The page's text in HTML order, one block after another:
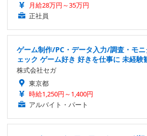
月給28万円～35万円
正社員
ゲーム制作/PC・データ入力/調査・モ
ェック ゲーム好き 好きを仕事に 未経験
株式会社セガ
東京都
時給1,250円～1,400円
アルバイト・パート